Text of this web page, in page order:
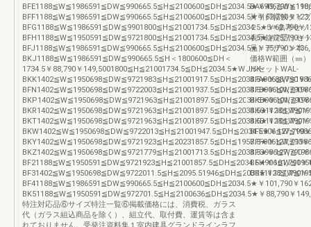
BFE1188≦W≦1986591≦DW≦990665.5≦H≦2100600≦DH≦2034.5★￥49,790￥
BFF1188≦W≦1986591≦DW≦990665.5≦H≦2100600≦DH≦2034.5★￥62,790￥
BFG1188≦W≦1986591≦DW≦9901800≦H≦21001734.5≦DH≦2034.5★￥62,790￥
BFH1188≦W≦1950591≦DW≦9721800≦H≦21001734.5≦DH≦2034.5★￥75,790￥
BFJ1188≦W≦1986591≦DW≦990665.5≦H≦2100600≦DH≦2034.5★￥75,790￥
BKJ1188≦W≦1986591≦DW≦990665.5≦H＜1800600≦DH＜
1734.5￥88,790￥149,5001800≦H≦21001734.5≦DH≦2034.5★WUHK-
BKK1402≦W≦1950698≦DW≦9721983≦H≦21001917.5≦DH≦2034.5★￥88,790￥
BFN1402≦W≦1950698≦DW≦9722003≦H≦21001937.5≦DH≦2034.5★￥101,790￥
BKP1402≦W≦1950698≦DW≦9721963≦H≦21001897.5≦DH≦2034.5★￥101,790￥
BKR1402≦W≦1950698≦DW≦9721963≦H≦21001897.5≦DH≦2034.5★￥101,790￥
BKT1402≦W≦1950698≦DW≦9721963≦H≦21001897.5≦DH≦2034.5★￥101,790￥
BKW1402≦W≦1950698≦DW≦9722013≦H≦21001947.5≦DH≦2034.5★￥127,790￥
BKY1402≦W≦1950698≦DW≦9721923≦H≦20231857.5≦DH≦1957.5★￥127,790￥
BKZ1402≦W≦1950698≦DW≦9721779≦H≦21001713.5≦DH≦2034.5★￥127,790￥
BF21188≦W≦1950591≦DW≦9721923≦H≦21001857.5≦DH≦2034.5★￥101,790￥
BF31402≦W≦1950698≦DW≦9722011.5≦H≦2095.51946≦DH≦2030★￥127,790￥
BF41188≦W≦1986591≦DW≦990665.5≦H≦2100600≦DH≦2034.5★￥101,790￥
BK51188≦W≦1950591≦DW≦972701.5≦H≦2100636≦DH≦2034.5★￥88,790￥
特注対応品⑥サイズ特注一覧⑥掲載価格には、消費税、ガラス
代（ガラス組込商品を除く）、組立代、取付費、運賃等は含ま
れておりません。受発注資料集１室内建具グランドラインラフ
片引戸幅狭タイ
２．５※参考セッ
表示錠錠受けセ
品）デザイン本
価格W範囲（㎜
ルセットWAL-